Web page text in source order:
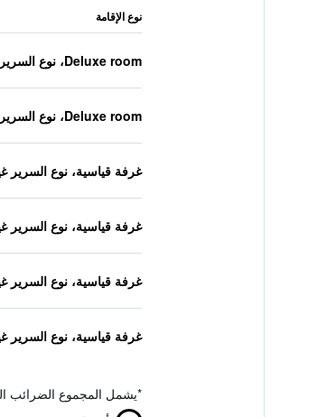
نوع الإقامة
Deluxe room، نوع السرير غير معروف
Deluxe room، نوع السرير غير معروف
غرفة قياسية، نوع السرير
غرفة قياسية، نوع السرير
غرفة قياسية، نوع السرير
غرفة قياسية، نوع السرير
*يشمل المجموع الضرائب